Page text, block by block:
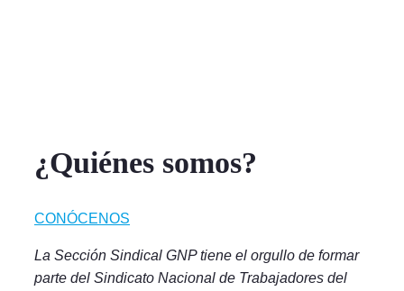
¿Quiénes somos?
CONÓCENOS
La Sección Sindical GNP tiene el orgullo de formar
parte del Sindicato Nacional de Trabajadores del